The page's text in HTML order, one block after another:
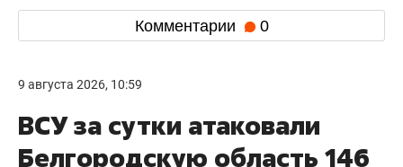
Комментарии 0
9 августа 2026, 10:59
ВСУ за сутки атаковали
Белгородскую область 146